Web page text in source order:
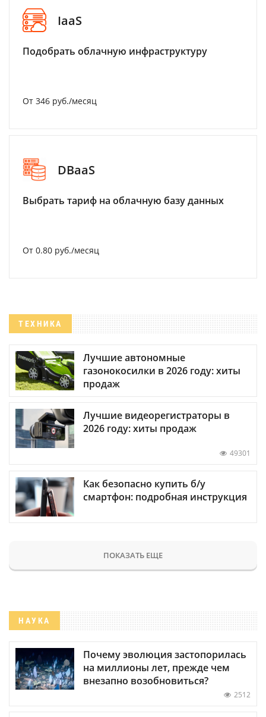
IaaS
Подобрать облачную инфраструктуру
От 346 руб./месяц
DBaaS
Выбрать тариф на облачную базу данных
От 0.80 руб./месяц
ТЕХНИКА
Лучшие автономные
газонокосилки в 2026 году: хиты
продаж
Лучшие видеорегистраторы в
2026 году: хиты продаж
49301
Как безопасно купить б/у
смартфон: подробная инструкция
ПОКАЗАТЬ ЕЩЕ
НАУКА
Почему эволюция застопорилась
на миллионы лет, прежде чем
внезапно возобновиться?
2512